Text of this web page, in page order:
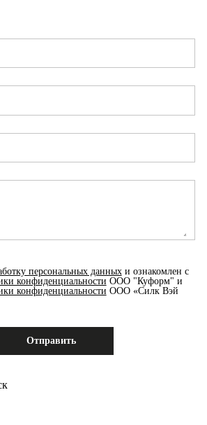
персональных данныхи ознакомлен с
конфиденциальности ООО "Куформ" и
конфиденциальности ООО «Силк Вэй